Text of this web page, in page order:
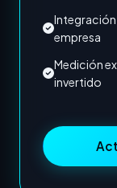
Integración
empresa
Medición
invertido